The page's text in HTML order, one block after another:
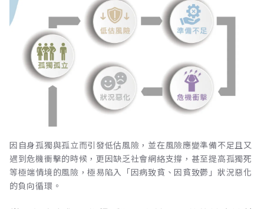
因自身孤獨與孤立而引發低估風險，並在風險應變準備不足且又
遇到危機衝擊的時候，更因缺乏社會網絡支撐，甚至提高孤獨死
等極端情境的風險，極易陷入「因病致貧、因貧致鬱」狀況惡化
的負向循環。